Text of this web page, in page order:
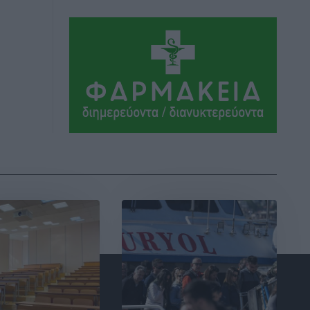
Συνελήφθη 37χρονη στη Ρόδο γιατί
είχε αφήσει τα τρία ανήλικα παιδιά της
χωρίς επιτήρηση
Τοπικές Ειδήσεις πριν 16 ώρες
Σταυρός Καλυθιών: Απέκτησε την
Το Yucatan Show έρχεται στη Ρόδο με
τον Frankie Lluc
Πολιτιστικά• πριν 17 ώρες
Σι Τζέι Χάρις: «Να πανηγυρίσουμε
πολλές νίκες μαζί»